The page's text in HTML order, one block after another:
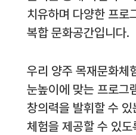
치유하며 다양한 프로
복합 문화공간입니다.
우리 양주 목재문화체
눈높이에 맞는 프로그
창의력을 발휘할 수
체험을 제공할 수 있